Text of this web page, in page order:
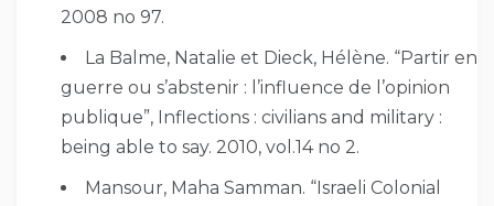
2008 no 97.
La Balme, Natalie et Dieck, Hélène. “Partir en
guerre ou s’abstenir : l’influence de l’opinion
publique”, Inflections : civilians and military :
being able to say. 2010, vol.14 no 2.
Mansour, Maha Samman. “Israeli Colonial